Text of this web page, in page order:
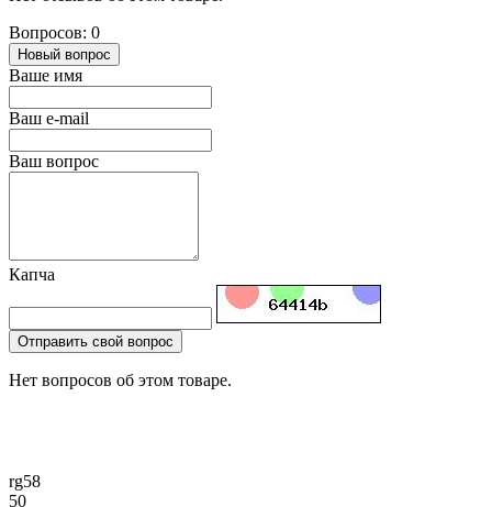
Вопросов: 0
Новый вопрос
Ваше имя
Ваш e-mail
Ваш вопрос
Капча
Отправить свой вопрос
Нет вопросов об этом товаре.
rg58
50